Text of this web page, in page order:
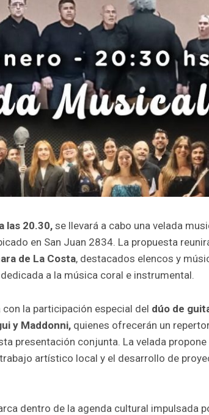
las 20.30,se llevará a cabo una velada
en San Juan 2834. La propuesta
de La Costa, destacados elencos y
a la música coral e instrumental.
la participación especial del dúo de
y Maddonni, quienes ofrecerán un
presentación conjunta. La velada
artístico local y el desarrollo de
dentro de la agenda cultural impulsada